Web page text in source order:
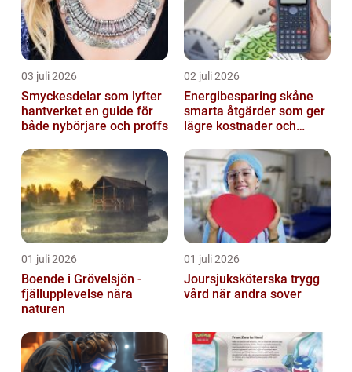
03 juli 2026
Smyckesdelar som lyfter
hantverket en guide för
både nybörjare och proffs
02 juli 2026
Energibesparing skåne
smarta åtgärder som ger
lägre kostnader och
01 juli 2026
Boende i Grövelsjön -
fjällupplevelse nära
naturen
01 juli 2026
Joursjuksköterska trygg
vård när andra sover